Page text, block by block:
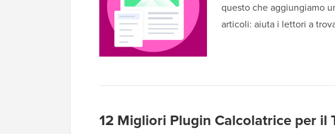
questo che aggiungiamo
articoli: aiuta i lettori a
12 Migliori Plugin Calcolatrice per il